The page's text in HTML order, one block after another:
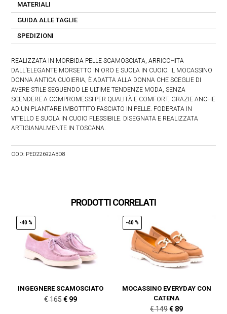
MATERIALI
GUIDA ALLE TAGLIE
SPEDIZIONI
REALIZZATA IN MORBIDA PELLE SCAMOSCIATA, ARRICCHITA
DALL'ELEGANTE MORSETTO IN ORO E SUOLA IN CUOIO. IL MOCASSINO
DONNA ANTICA CUOIERIA, È ADATTA ALLA DONNA CHE SCEGLIE DI
AVERE STILE SEGUENDO LE ULTIME TENDENZE MODA, SENZA
SCENDERE A COMPROMESSI PER QUALITÀ E COMFORT, GRAZIE ANCHE
AD UN PLANTARE IMBOTTITO FASCIATO IN PELLE. FODERATA IN
VITELLO E SUOLA IN CUOIO FLESSIBILE. DISEGNATA E REALIZZATA
ARTIGIANALMENTE IN TOSCANA.
COD: PED22692ABD8
PRODOTTI CORRELATI
-40 %
INGEGNERE SCAMOSCIATO
€165 Il
€99Il
-40 %
MOCASSINO EVERYDAY CON
CATENA
€149Il
€ 89Il